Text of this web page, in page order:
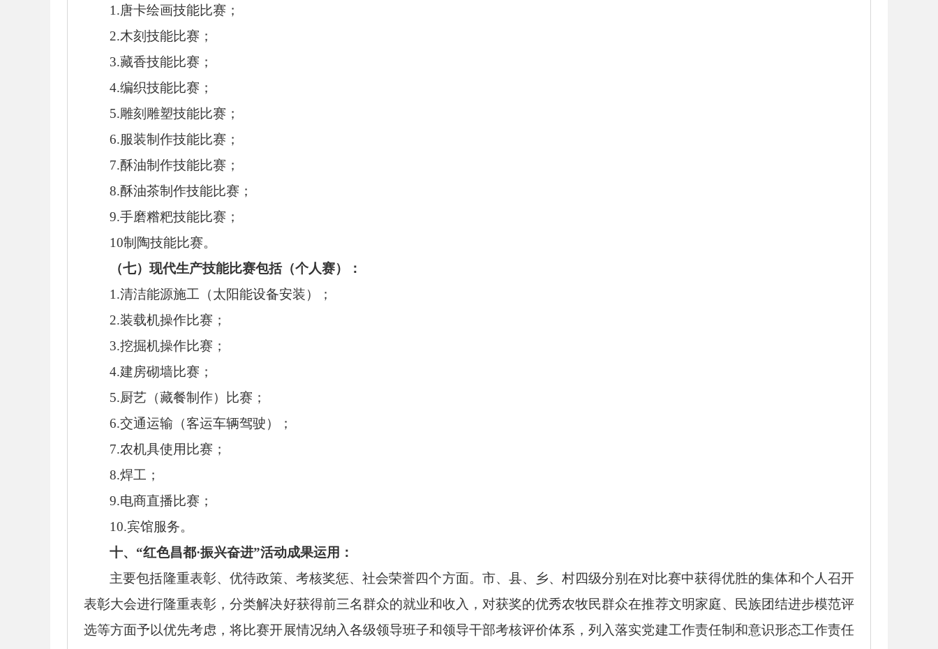
1.唐卡绘画技能比赛；
2.木刻技能比赛；
3.藏香技能比赛；
4.编织技能比赛；
5.雕刻雕塑技能比赛；
6.服装制作技能比赛；
7.酥油制作技能比赛；
8.酥油茶制作技能比赛；
9.手磨糌粑技能比赛；
10制陶技能比赛。
（七）现代生产技能比赛包括（个人赛）：
1.清洁能源施工（太阳能设备安装）；
2.装载机操作比赛；
3.挖掘机操作比赛；
4.建房砌墙比赛；
5.厨艺（藏餐制作）比赛；
6.交通运输（客运车辆驾驶）；
7.农机具使用比赛；
8.焊工；
9.电商直播比赛；
10.宾馆服务。
十、 “红色昌都·振兴奋进”活动成果运用：
主要包括隆重表彰、优待政策、考核奖惩、社会荣誉四个方面。市、县、乡、村四级分别在对比赛中获得优胜的集体和个人召开
表彰大会进行隆重表彰，分类解决好获得前三名群众的就业和收入，对获奖的优秀农牧民群众在推荐文明家庭、民族团结进步模范评
选等方面予以优先考虑，将比赛开展情况纳入各级领导班子和领导干部考核评价体系，列入落实党建工作责任制和意识形态工作责任